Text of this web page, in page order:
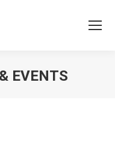
EVENTS